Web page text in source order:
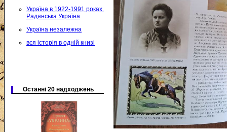
Україна в 1922-1991 роках.
Радянська Україна
Україна незалежна
вся історія в одній книзі
Останні 20 надходжень